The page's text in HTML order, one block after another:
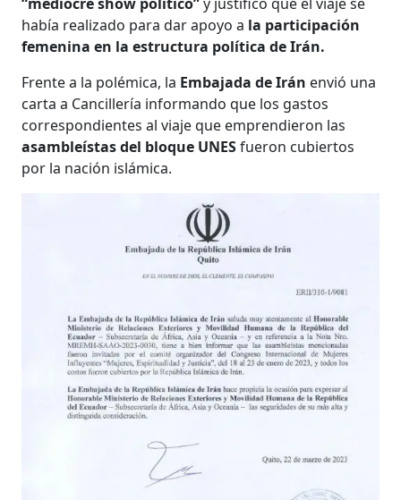
había realizado para dar apoyo a la participación
femenina en la estructura política de Irán.
Frente a la polémica, la Embajada de Irán envió una
carta a Cancillería informando que los gastos
correspondientes al viaje que emprendieron las
asambleístas del bloque UNESfueron cubiertos
por la nación islámica.